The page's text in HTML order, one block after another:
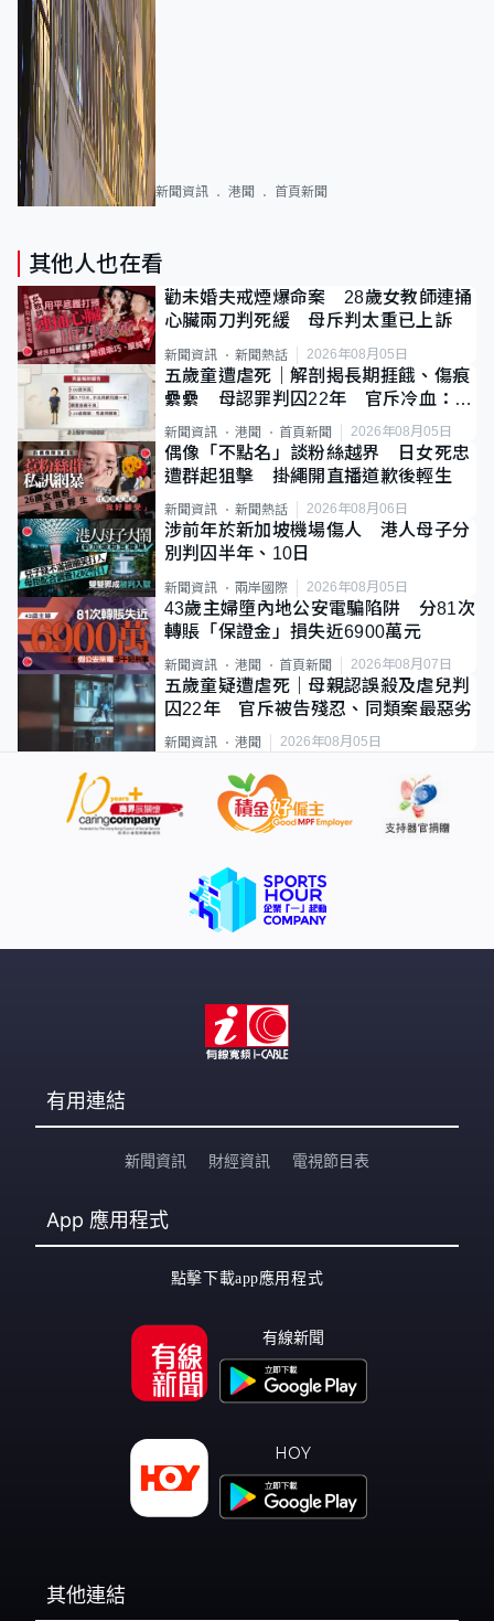
新聞資訊 港聞 首頁新聞
其他人也在看
勸未婚夫戒煙爆命案 28歲女教師連捅
心臟兩刀判死緩 母斥判太重已上訴
新聞資訊 新聞熱話 2026年08月05日
五歲童遭虐死｜解剖揭長期捱餓、傷痕
纍纍 母認罪判囚22年 官斥冷血：同
類案最惡劣
新聞資訊 港聞 首頁新聞 2026年08月05日
偶像「不點名」談粉絲越界 日女死忠
遭群起狙擊 掛繩開直播道歉後輕生
新聞資訊 新聞熱話 2026年08月06日
涉前年於新加坡機場傷人 港人母子分
別判囚半年、10日
新聞資訊 兩岸國際 2026年08月05日
43歲主婦墮內地公安電騙陷阱 分81次
轉賬「保證金」損失近6900萬元
新聞資訊 港聞 首頁新聞 2026年08月07日
五歲童疑遭虐死｜母親認誤殺及虐兒判
囚22年 官斥被告殘忍、同類案最惡劣
新聞資訊 港聞 2026年08月05日
有用連結
新聞資訊 財經資訊 電視節目表
App 應用程式
點擊下載app應用程式
有線新聞
HOY
其他連結